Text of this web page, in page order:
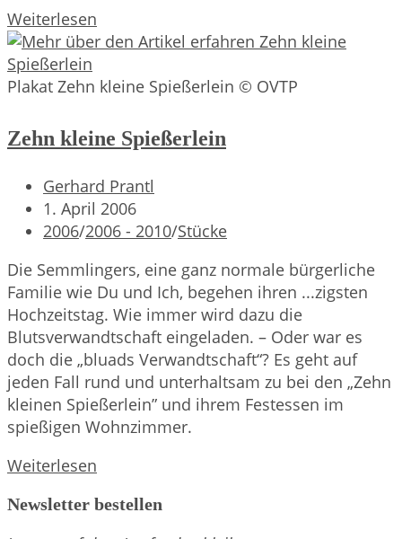
Weiterlesen
warens
noch
Plakat Zehn kleine Spießerlein © OVTP
Zehn kleine Spießerlein
Beitrags-
Autor:
Gerhard Prantl
Beitrag
veröffentlicht:
1. April 2006
Beitrags-
2006/2006 - 2010/Stücke
Die Semmlingers, eine ganz normale bürgerliche
Familie wie Du und Ich, begehen ihren ...zigsten
Hochzeitstag. Wie immer wird dazu die
Blutsverwandtschaft eingeladen. – Oder war es
doch die „bluads Verwandtschaft“? Es geht auf
jeden Fall rund und unterhaltsam zu bei den „Zehn
kleinen Spießerlein” und ihrem Festessen im
spießigen Wohnzimmer.
Weiterlesen
Spießerlein
Newsletter bestellen